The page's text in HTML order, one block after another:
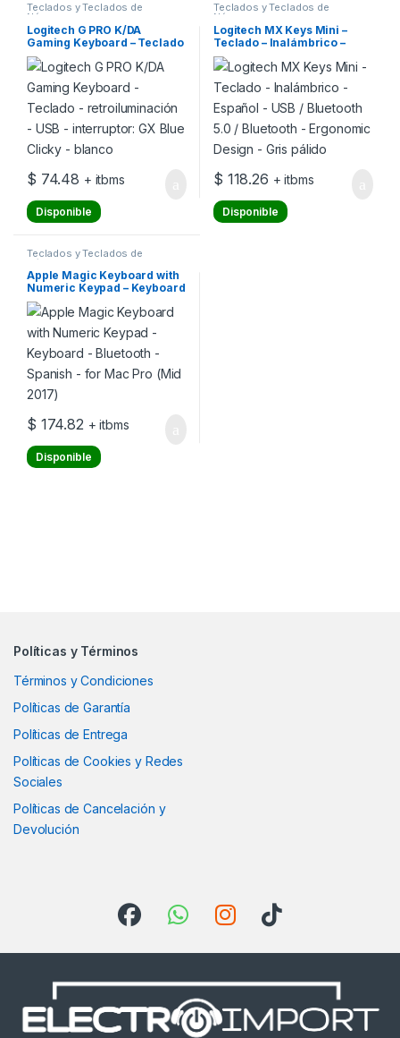
Teclados y Teclados de
Números
Logitech G PRO K/DA
Gaming Keyboard – Teclado
– retroiluminación – USB –
interruptor: GX Blue Clicky –
blanco
$ 74.48 + itbms
Disponible
Teclados y Teclados de
Números
Logitech MX Keys Mini –
Teclado – Inalámbrico –
Español – USB / Bluetooth 5.0
/ Bluetooth – Ergonomic
Design – Gris pálido
$ 118.26 + itbms
Disponible
Teclados y Teclados de
Números
Apple Magic Keyboard with
Numeric Keypad – Keyboard
– Bluetooth – Spanish – for
Mac Pro (Mid 2017)
$ 174.82 + itbms
Disponible
Políticas y Términos
Términos y Condiciones
Políticas de Garantía
Políticas de Entrega
Políticas de Cookies y Redes
Sociales
Políticas de Cancelación y
Devolución